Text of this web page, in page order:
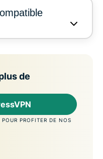
de
PROFITER DE NOS